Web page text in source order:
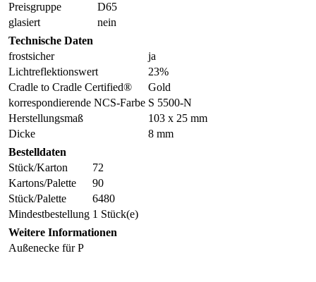
Preisgruppe
D65
glasiert
nein
Technische Daten
frostsicher
ja
Lichtreflektionswert
23%
Cradle to Cradle Certified®
Gold
korrespondierende NCS-Farbe S 5500-N
Herstellungsmaß
103 x 25 mm
Dicke
8 mm
Bestelldaten
Stück/Karton
72
Kartons/Palette
90
Stück/Palette
6480
Mindestbestellung 1 Stück(e)
Weitere Informationen
Außenecke für P